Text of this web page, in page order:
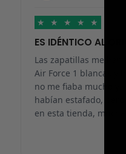
★ ★ ★ ★ ★
ES IDÉNTICO AL
Las zapatillas me
Air Force 1 blancas y
no me fiaba mucho ya
habían estafado,
en esta tienda,